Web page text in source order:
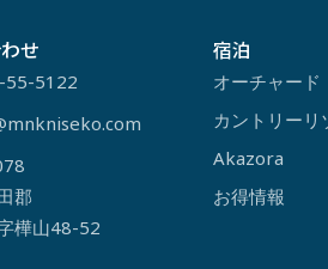
せ
55-5122
郡
樺山48-52
宿泊
オーチャード
カントリーリ
Akazora
お得情報